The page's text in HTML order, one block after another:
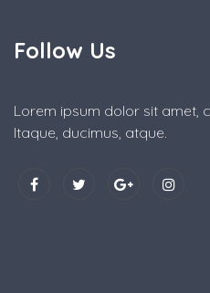
Follow Us
Lorem ipsum dolor sit amet,
Itaque, ducimus, atque.